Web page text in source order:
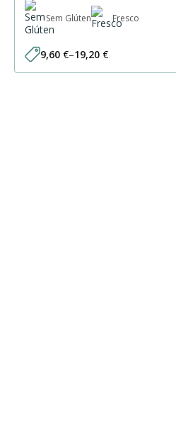
Sem Glúten Fresco
9,60 €–19,20 €
Price
range: